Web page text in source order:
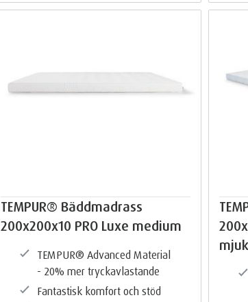
TEMPUR® Bäddmadrass
200x200x10 PRO Luxe medium
TEMPUR®️ Advanced Material
- 20% mer tryckavlastande
Fantastisk komfort och stöd
mjuk